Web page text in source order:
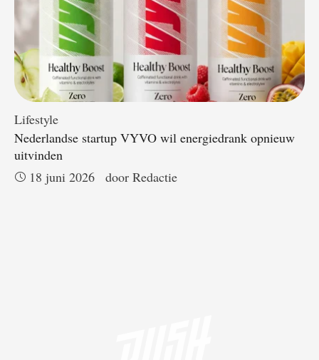
Lifestyle
Nederlandse startup VYVO wil energiedrank opnieuw
uitvinden
18 juni 2026
door Redactie